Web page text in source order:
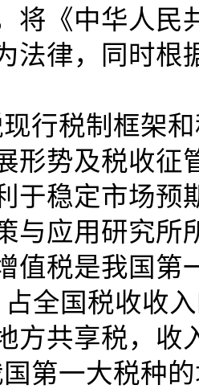
将《中华人民
法律，同时根
税制框架和
形势及税收征
于稳定市场预
与应用研究所
税是我国第一
占全国税收收
方共享税，收
一大税种的